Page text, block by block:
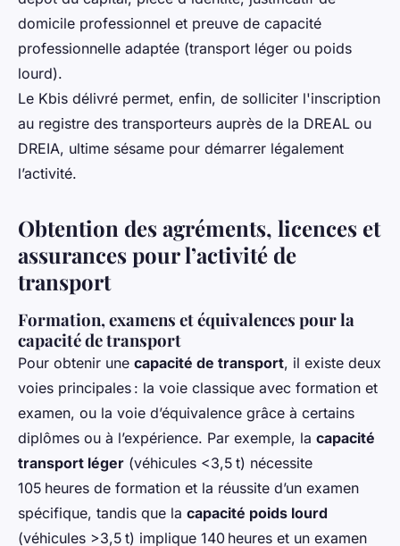
domicile professionnel et preuve de capacité
professionnelle adaptée (transport léger ou poids
lourd).
Le Kbis délivré permet, enfin, de solliciter l'inscription
au registre des transporteurs auprès de la DREAL ou
DREIA, ultime sésame pour démarrer légalement
l’activité.
Obtention des agréments, licences et
assurances pour l’activité de
transport
Formation, examens et équivalences pour la
capacité de transport
Pour obtenir une capacité de transport, il existe deux
voies principales : la voie classique avec formation et
examen, ou la voie d’équivalence grâce à certains
diplômes ou à l’expérience. Par exemple, la capacité
transport léger (véhicules <3,5 t) nécessite
105 heures de formation et la réussite d’un examen
spécifique, tandis que la capacité poids lourd
(véhicules >3,5 t) implique 140 heures et un examen